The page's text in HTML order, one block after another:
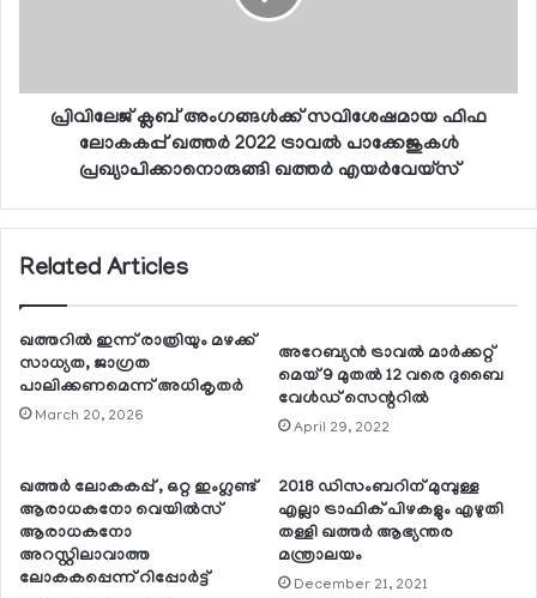
പ്രിവിലേജ് ക്ലബ് അംഗങ്ങള്‍ക്ക് സവിശേഷമായ ഫിഫ
ലോകകപ്പ് ഖത്തര്‍ 2022 ട്രാവല്‍ പാക്കേജുകള്‍
പ്രഖ്യാപിക്കാനൊരുങ്ങി ഖത്തര്‍ എയര്‍വേയ്‌സ്
Related Articles
ഖത്തറില്‍ ഇന്ന് രാത്രിയും മഴക്ക്
സാധ്യത, ജാഗ്രത
പാലിക്കണമെന്ന് അധികൃതര്‍
March 20, 2026
അറേബ്യന്‍ ട്രാവല്‍ മാര്‍ക്കറ്റ്
മെയ് 9 മുതല്‍ 12 വരെ ദുബൈ
വേള്‍ഡ് സെന്ററില്‍
April 29, 2022
ഖത്തര്‍ ലോകകപ്പ് , ഒറ്റ ഇംഗ്ലണ്ട്
ആരാധകനോ വെയില്‍സ്
ആരാധകനോ
അറസ്റ്റിലാവാത്ത
ലോകകപ്പെന്ന് റിപ്പോര്‍ട്ട്
2018 ഡിസംബറിന് മുമ്പുള്ള
എല്ലാ ട്രാഫിക് പിഴകളും എഴുതി
തള്ളി ഖത്തര്‍ ആഭ്യന്തര
മന്ത്രാലയം
December 21, 2021